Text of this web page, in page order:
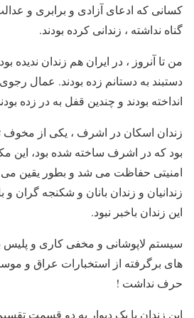
کسانی که ادعای آزادی و برابری و
گناه نداشته ، زندانی کرده بودند.
من تا آنروز ، در ایران هم زندان ندیده
دستبند به دستانم زده بودند. عمال
انداخته بودند و چندین قفل به در زده
زندان اسکان در اشرف ، یکی از مخوف
بود که در اشرف ساخته شده بود، این
امنیتی حفاظت می شد و بطور یقین می
زندانیان و زندان بانان و شکنجه گران و
این زندان باخبر نبود.
سیستم لاپوشانی و مخفی کاری و پلیس
های برگرفته از استخبارات عراق و
حرف نداشت !
این زندان با یک دیوار به دو قسمت